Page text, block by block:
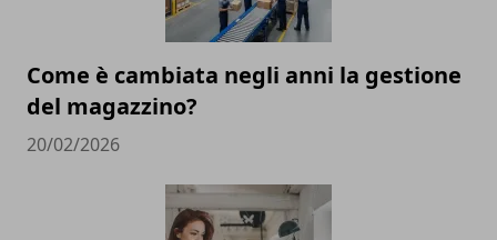
Come è cambiata negli anni la gestione
del magazzino?
20/02/2026